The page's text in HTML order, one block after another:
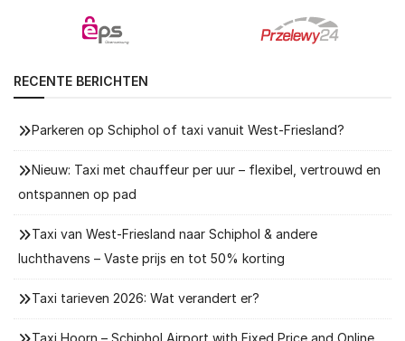
RECENTE BERICHTEN
Parkeren op Schiphol of taxi vanuit West-Friesland?
Nieuw: Taxi met chauffeur per uur – flexibel, vertrouwd en
ontspannen op pad
Taxi van West-Friesland naar Schiphol & andere
luchthavens – Vaste prijs en tot 50% korting
Taxi tarieven 2026: Wat verandert er?